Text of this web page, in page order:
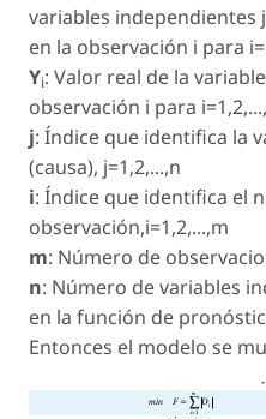
variables independientes
en la observación i para
Yi: Valor real de la
observación i para
j: Índice que identifica la
(causa), j=1,2,...,n
i: Índice que identifica el
observación,i=1,2,...,m
m: Número de
n: Número de variables
en la función de
Entonces el modelo se